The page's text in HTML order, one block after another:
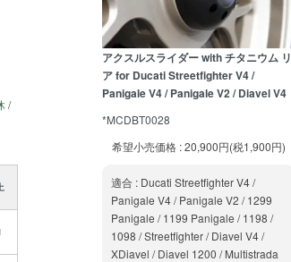
/
アクスルスライダー with チタニウム リ
ア for Ducati Streetfighter V4 /
Panigale V4 / Panigale V2 / Diavel V4
*MCDBT0028
希望小売価格 : 20,900円(税1,900円)
適合 : Ducati Streetfighter V4 /
Panigale V4 / Panigale V2 / 1299
Panigale / 1199 Panigale / 1198 /
1098 / Streetfighter / Diavel V4 /
XDiavel / Diavel 1200 / Multistrada